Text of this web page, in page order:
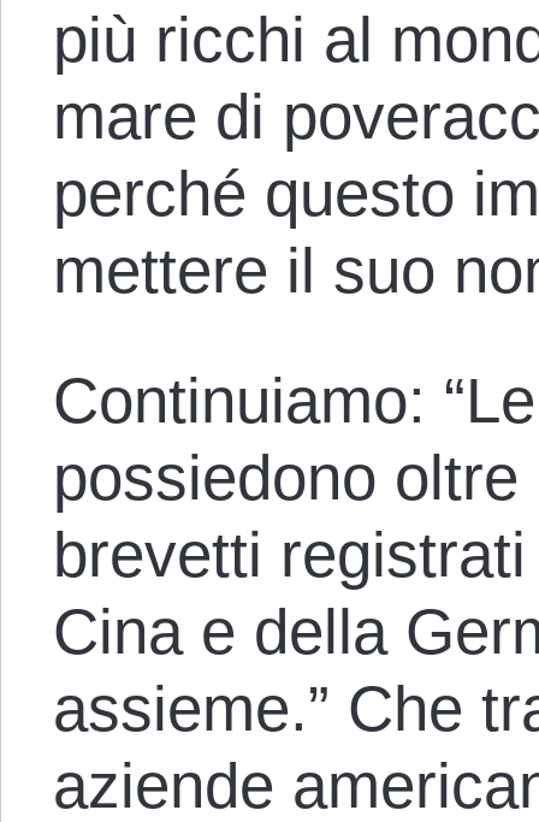
più ricchi al
mare di
perché questo
mettere il suo
Continuiamo:
possiedono
brevetti
Cina e della
assieme.” Che
aziende